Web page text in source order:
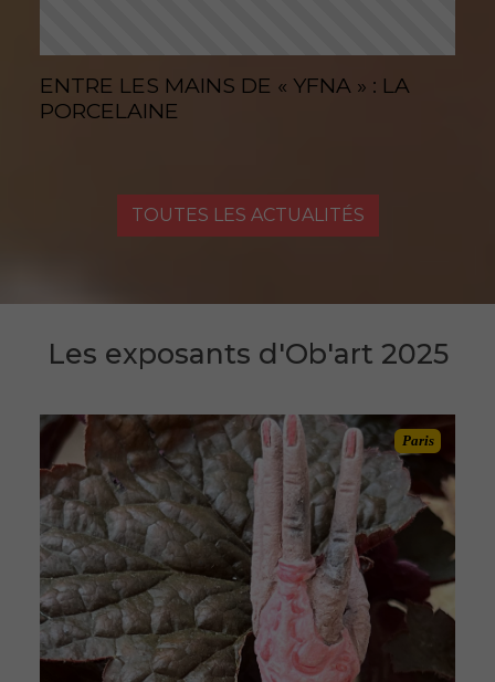
ENTRE LES MAINS DE « YFNA » : LA
PORCELAINE
TOUTES LES ACTUALITÉS
Les exposants d'Ob'art 2025
Paris